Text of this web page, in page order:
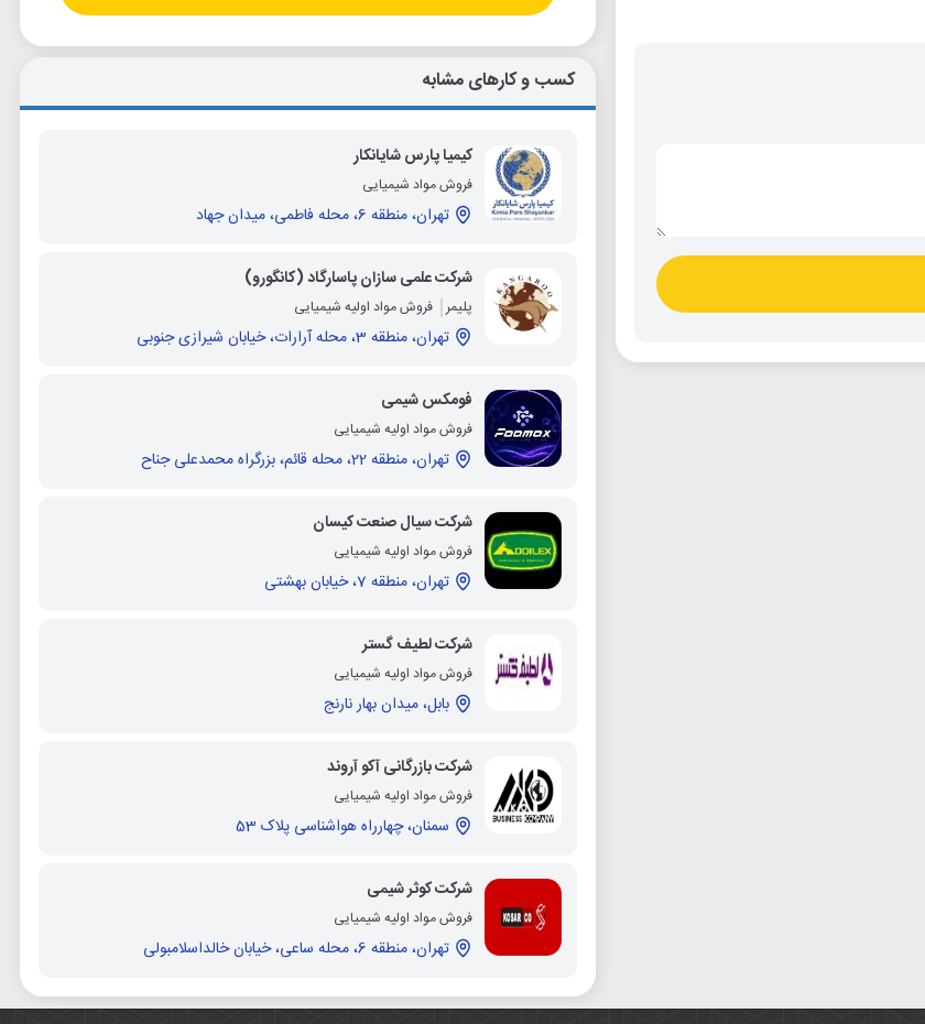
کسب و کارهای مشابه
کیمیا پارس شایانکار
فروش مواد شیمیایی
تهران، منطقه 6، محله فاطمی، میدان جهاد
شرکت علمی سازان پاسارگاد (کانگورو)
پلیمر فروش مواد اولیه شیمیایی
تهران، منطقه 3، محله آرارات، خیابان شیرازی جنوبی
فومکس شیمی
فروش مواد اولیه شیمیایی
تهران، منطقه 22، محله قائم، بزرگراه محمدعلی جناح
شرکت سیال صنعت کیسان
فروش مواد اولیه شیمیایی
تهران، منطقه 7، خیابان بهشتی
شرکت لطیف گستر
فروش مواد اولیه شیمیایی
بابل، میدان بهار نارنج
شرکت بازرگانی آکو آروند
فروش مواد اولیه شیمیایی
سمنان، چهارراه هواشناسی پلاک 53
شرکت کوثر شیمی
فروش مواد اولیه شیمیایی
تهران، منطقه 6، محله ساعی، خیابان خالداسلامبولی